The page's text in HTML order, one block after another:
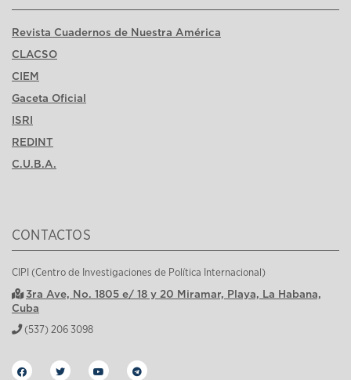
Revista Cuadernos de Nuestra América
CLACSO
CIEM
Gaceta Oficial
ISRI
REDINT
C.U.B.A.
CONTACTOS
CIPI (Centro de Investigaciones de Política Internacional)
3ra Ave, No. 1805 e/ 18 y 20 Miramar, Playa, La Habana,
Cuba
(537) 206 3098